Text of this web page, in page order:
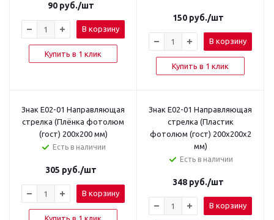
90 руб./шт
В корзину
Купить в 1 клик
150 руб./шт
В корзину
Купить в 1 клик
Знак E02-01 Направляющая
стрелка (Плёнка фотолюм
(гост) 200x200 мм)
Есть в наличии
305 руб./шт
В корзину
Купить в 1 клик
Знак E02-01 Направляющая
стрелка (Пластик
фотолюм (гост) 200x200x2
мм)
Есть в наличии
348 руб./шт
В корзину